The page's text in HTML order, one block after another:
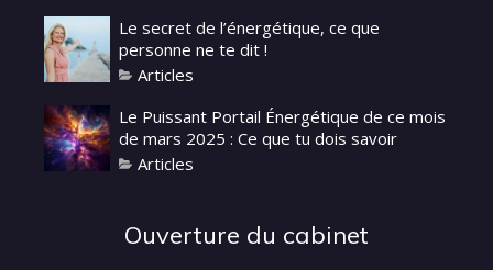
Le secret de l’énergétique, ce que
personne ne te dit !
Articles
Le Puissant Portail Énergétique de ce mois
de mars 2025 : Ce que tu dois savoir
Articles
Ouverture du cabinet